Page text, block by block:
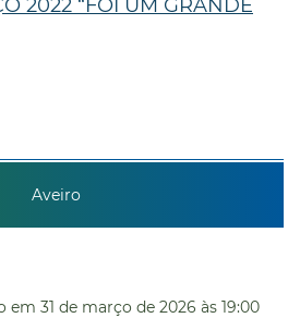
2022 “FOI UM GRANDE
Aveiro
em 31 de março de 2026 às 19:00